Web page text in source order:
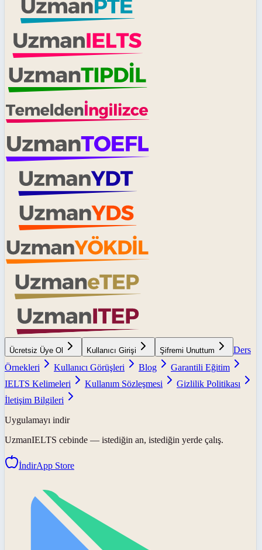
Ücretsiz Üye Ol Kullanıcı Girişi Şifremi Unuttum
Ders
Örnekleri
Kullanıcı Görüşleri Blog
Garantili Eğitim
IELTS Kelimeleri
Kullanım Sözleşmesi
Gizlilik Politikası
İletişim Bilgileri
Uygulamayı indir
UzmanIELTS cebinde — istediğin an, istediğin yerde çalış.
İndirApp Store